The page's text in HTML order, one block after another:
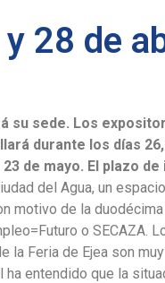
28 de
su sede. Los
durante los días
de mayo. El plazo
del Agua, un
motivo de la
o SECAZA.
la Feria de Ejea son muy
entendido que la